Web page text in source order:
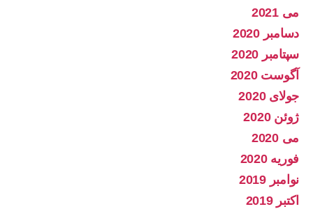
می 2021
دسامبر 2020
سپتامبر 2020
آگوست 2020
جولای 2020
ژوئن 2020
می 2020
فوریه 2020
نوامبر 2019
اکتبر 2019